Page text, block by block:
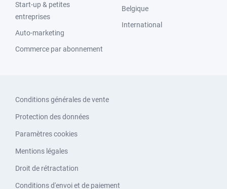
Start-up & petites
entreprises
Auto-marketing
Commerce par abonnement
Belgique
International
Conditions générales de vente
Protection des données
Paramètres cookies
Mentions légales
Droit de rétractation
Conditions d'envoi et de paiement